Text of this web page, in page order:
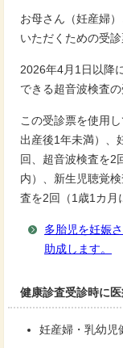
お母さん（妊産婦
いただくための受
2026年4月1日以降
できる超音波検査
この受診票を使用
出産後1年未満）、
回、超音波検査を2
内）、新生児聴覚
査を2回（1歳1カ月
多胎児を妊娠
助成します。
健康診査受診時に
妊産婦・乳幼児